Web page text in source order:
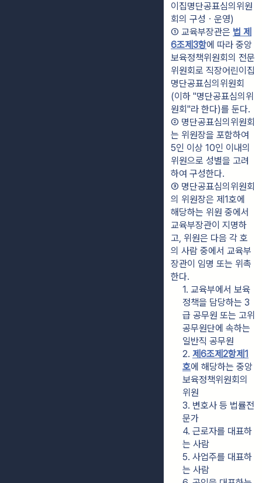
이집명단공표심의위원
회의 구성ㆍ운영)
① 교육부장관은 법 제
6조제3항에 따라 중앙
보육정책위원회의 전문
위원회로 직장어린이집
명단공표심의위원회
(이하 "명단공표심의위
원회"라 한다)를 둔다.
② 명단공표심의위원회
는 위원장을 포함하여
5인 이상 10인 이내의
위원으로 성별을 고려
하여 구성한다.
③ 명단공표심의위원회
의 위원장은 제1호에
해당하는 위원 중에서
교육부장관이 지명하
고, 위원은 다음 각 호
의 사람 중에서 교육부
장관이 임명 또는 위촉
한다.
1. 교육부에서 보육
정책을 담당하는 3
급 공무원 또는 고위
공무원단에 속하는
일반직 공무원
2. 제6조제2항제1
호에 해당하는 중앙
보육정책위원회의
위원
3. 변호사 등 법률전
문가
4. 근로자를 대표하
는 사람
5. 사업주를 대표하
는 사람